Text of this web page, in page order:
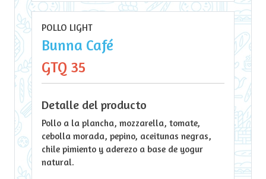
POLLO LIGHT
Bunna Café
GTQ 35
Detalle del producto
Pollo a la plancha, mozzarella, tomate,
cebolla morada, pepino, aceitunas negras,
chile pimiento y aderezo a base de yogur
natural.